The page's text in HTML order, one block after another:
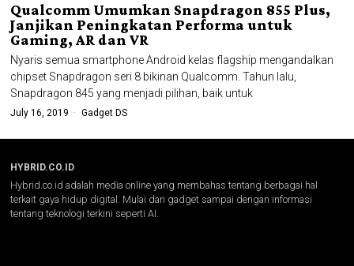
Qualcomm Umumkan Snapdragon 855 Plus,
Janjikan Peningkatan Performa untuk
Gaming, AR dan VR
Nyaris semua smartphone Android kelas flagship mengandalkan
chipset Snapdragon seri 8 bikinan Qualcomm. Tahun lalu,
Snapdragon 845 yang menjadi pilihan, baik untuk
July 16, 2019 Gadget DS
HYBRID.CO.ID
Hybrid.co.id adalah media online yang membahas tentang berbagai hal
terkait gaya hidup digital. Mulai dari gadget sampai dengan informasi
tentang teknologi terkini seperti AI.